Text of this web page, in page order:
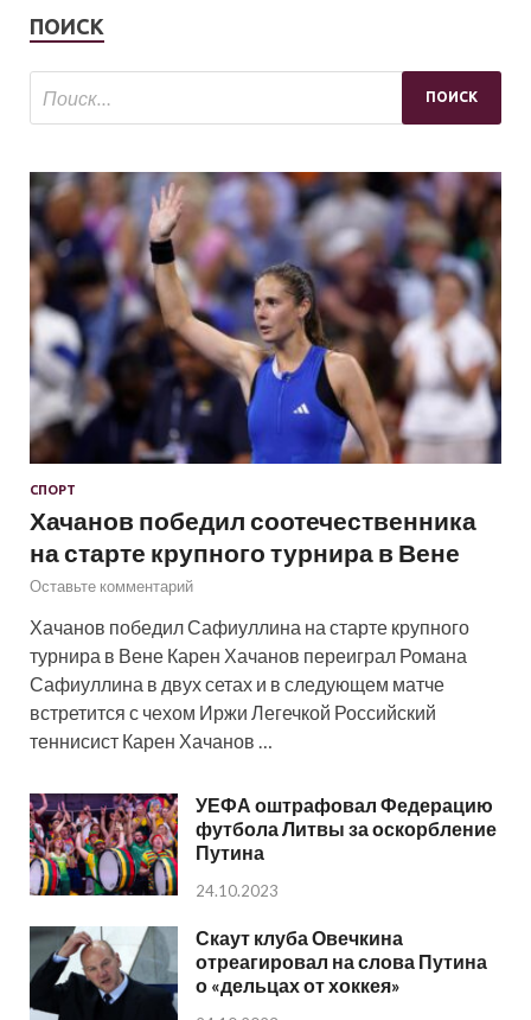
ПОИСК
СПОРТ
Хачанов победил соотечественника
на старте крупного турнира в Вене
Оставьте комментарий
Хачанов победил Сафиуллина на старте крупного
турнира в Вене Карен Хачанов переиграл Романа
Сафиуллина в двух сетах и в следующем матче
встретится с чехом Иржи Легечкой Российский
теннисист Карен Хачанов …
УЕФА оштрафовал Федерацию
футбола Литвы за оскорбление
Путина
24.10.2023
Скаут клуба Овечкина
отреагировал на слова Путина
о «дельцах от хоккея»